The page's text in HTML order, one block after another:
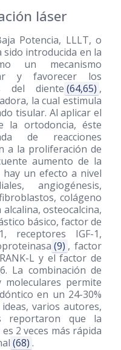
láser
Potencia, LLLT, o
sido introducida en la
un mecanismo
y favorecer los
del diente (64,65) ,
la cual estimula
tisular. Al aplicar el
la ortodoncia, éste
de reacciones
a la proliferación de
aumento de la
hay un efecto a nivel
angiogénesis,
colágeno
osteocalcina,
básico, factor de
receptores IGF-1,
(9) , factor
L y el factor de
La combinación de
moleculares permite
en un 24-30%
varios autores,
reportaron que la
2 veces más rápida
(68) .